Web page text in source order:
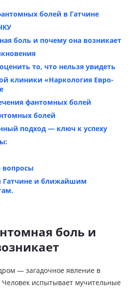
болей в Гатчине
боль и почему она возникает
то, что нельзя увидеть
клиники «Наркология Евро-
фантомных болей
болей
подход — ключ к успеху
вопросы
Гатчине и ближайшим
боль и
— загадочное явление в
испытывает мучительные